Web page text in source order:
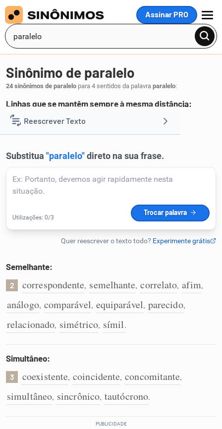
Assinar PRO
MENU
Reescrever Texto
Corrigir Texto
Humanizador de IA
Cata-letras
Conexões
Caça-palavras
Dicionário
Sinônimo de paralelo
24 sinônimos de paralelo para 4 sentidos da palavra paralelo:
Linhas que se mantêm sempre à mesma distância:
1 equidistante,colateral
Semelhante:
2 correspondente, semelhante, correlato, afim,
análogo, comparável, equiparável, parecido,
relacionado, simétrico, símil.
Simultâneo:
3 coexistente, coincidente, concomitante,
simultâneo, sincrônico, tautócrono.